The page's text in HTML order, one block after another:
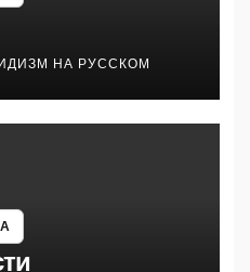
НА РУССКОМ